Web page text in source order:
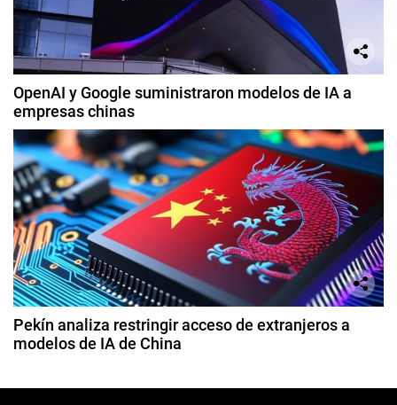
OpenAI y Google suministraron modelos de IA a
empresas chinas
Pekín analiza restringir acceso de extranjeros a
modelos de IA de China